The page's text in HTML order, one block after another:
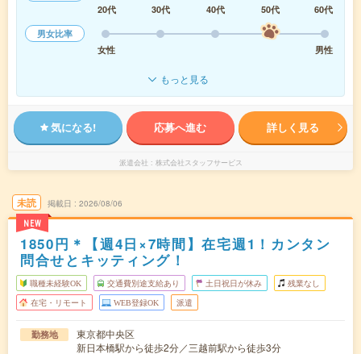
20代
30代 40代 50代
60代
男女比率
女性
男性
もっと見る
気になる! 応募へ進む 詳しく見る
派遣会社 株式会社スタッフサービス
未読
NEW
掲載日 2026/08/06
1850円＊【週4日×7時間】在宅週1！カンタン
問合せとキッティング！
職種未経験OK 交通費別途支給あり 土日祝日が休み 残業なし
在宅・リモート WEB登録OK 派遣
勤務地
東京都中央区
新日本橋駅から徒歩2分／三越前駅から徒歩3分